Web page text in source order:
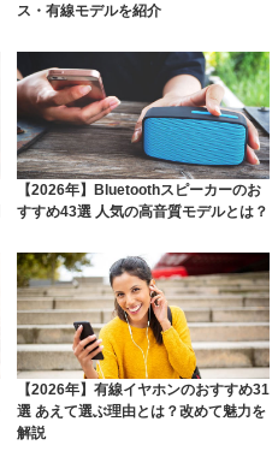
ス・有線モデルを紹介
【2026年】Bluetoothスピーカーのお
すすめ43選 人気の高音質モデルとは？
【2026年】有線イヤホンのおすすめ31
選 あえて選ぶ理由とは？改めて魅力を
解説